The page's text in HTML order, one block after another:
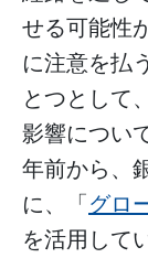
せる可能性
に注意を払
とつとして
影響につい
年前から、
に、「グロ
を活用して